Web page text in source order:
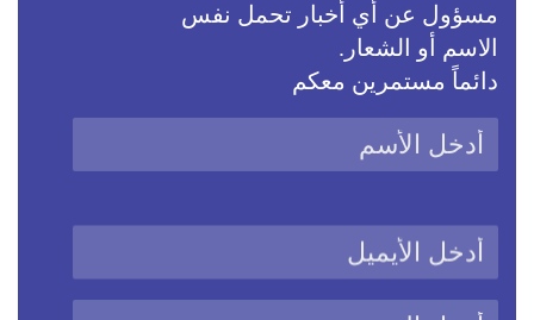
مسؤول عن أي أخبار تحمل نفس
الاسم أو الشعار.
دائماً مستمرين معكم